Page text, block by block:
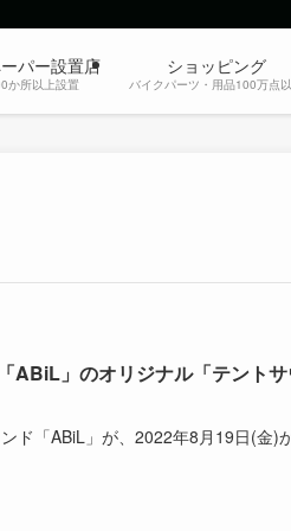
パー設置店
か所以上設置
ショッピング
バイクパーツ・用品100万点
ABiL」のオリジナル「テント
ド「ABiL」が、2022年8月19日(金)